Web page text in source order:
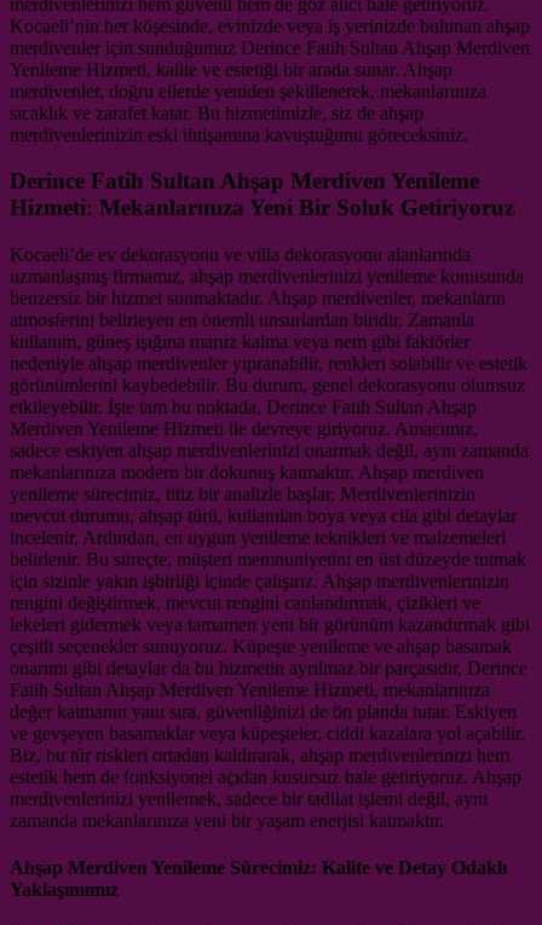
Kocaeli’nin her köşesinde, evinizde veya iş yerinizde bulunan ahşap
merdivenler için sunduğumuz Derince Fatih Sultan Ahşap Merdiven
Yenileme Hizmeti, kalite ve estetiği bir arada sunar. Ahşap
merdivenler, doğru ellerde yeniden şekillenerek, mekanlarınıza
sıcaklık ve zarafet katar. Bu hizmetimizle, siz de ahşap
merdivenlerinizin eski ihtişamına kavuştuğunu göreceksiniz.
Derince Fatih Sultan Ahşap Merdiven Yenileme
Hizmeti: Mekanlarınıza Yeni Bir Soluk Getiriyoruz
Kocaeli’de ev dekorasyonu ve villa dekorasyonu alanlarında
uzmanlaşmış firmamız, ahşap merdivenlerinizi yenileme konusunda
benzersiz bir hizmet sunmaktadır. Ahşap merdivenler, mekanların
atmosferini belirleyen en önemli unsurlardan biridir. Zamanla
kullanım, güneş ışığına maruz kalma veya nem gibi faktörler
nedeniyle ahşap merdivenler yıpranabilir, renkleri solabilir ve estetik
görünümlerini kaybedebilir. Bu durum, genel dekorasyonu olumsuz
etkileyebilir. İşte tam bu noktada, Derince Fatih Sultan Ahşap
Merdiven Yenileme Hizmeti ile devreye giriyoruz. Amacımız,
sadece eskiyen ahşap merdivenlerinizi onarmak değil, aynı zamanda
mekanlarınıza modern bir dokunuş katmaktır. Ahşap merdiven
yenileme sürecimiz, titiz bir analizle başlar. Merdivenlerinizin
mevcut durumu, ahşap türü, kullanılan boya veya cila gibi detaylar
incelenir. Ardından, en uygun yenileme teknikleri ve malzemeleri
belirlenir. Bu süreçte, müşteri memnuniyetini en üst düzeyde tutmak
için sizinle yakın işbirliği içinde çalışırız. Ahşap merdivenlerinizin
rengini değiştirmek, mevcut rengini canlandırmak, çizikleri ve
lekeleri gidermek veya tamamen yeni bir görünüm kazandırmak gibi
çeşitli seçenekler sunuyoruz. Küpeşte yenileme ve ahşap basamak
onarımı gibi detaylar da bu hizmetin ayrılmaz bir parçasıdır. Derince
Fatih Sultan Ahşap Merdiven Yenileme Hizmeti, mekanlarınıza
değer katmanın yanı sıra, güvenliğinizi de ön planda tutar. Eskiyen
ve gevşeyen basamaklar veya küpeşteler, ciddi kazalara yol açabilir.
Biz, bu tür riskleri ortadan kaldırarak, ahşap merdivenlerinizi hem
estetik hem de fonksiyonel açıdan kusursuz hale getiriyoruz. Ahşap
merdivenlerinizi yenilemek, sadece bir tadilat işlemi değil, aynı
zamanda mekanlarınıza yeni bir yaşam enerjisi katmaktır.
Ahşap Merdiven Yenileme Sürecimiz: Kalite ve Detay Odaklı
Yaklaşımımız